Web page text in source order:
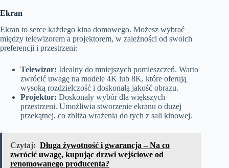
Ekran
Ekran to serce każdego kina domowego. Możesz wybrać
między telewizorem a projektorem, w zależności od swoich
preferencji i przestrzeni:
Telewizor: Idealny do mniejszych pomieszczeń. Warto
zwrócić uwagę na modele 4K lub 8K, które oferują
wysoką rozdzielczość i doskonałą jakość obrazu.
Projektor: Doskonały wybór dla większych
przestrzeni. Umożliwia stworzenie ekranu o dużej
przekątnej, co zbliża wrażenia do tych z sali kinowej.
Czytaj: Długa żywotność i gwarancja – Na co
zwrócić uwagę, kupując drzwi wejściowe od
renomowanego producenta?